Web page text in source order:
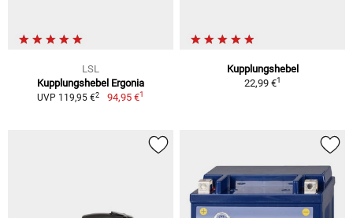
LSL
Kupplungshebel Ergonia
UVP 119,95 €2 94,95 €1
Kupplungshebel
22,99 €1